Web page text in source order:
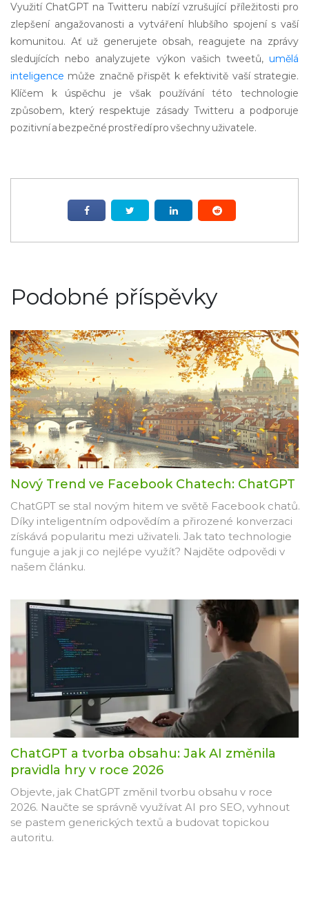
Využití ChatGPT na Twitteru nabízí vzrušující příležitosti pro
zlepšení angažovanosti a vytváření hlubšího spojení s vaší
komunitou. Ať už generujete obsah, reagujete na zprávy
sledujících nebo analyzujete výkon vašich tweetů, umělá
inteligence může značně přispět k efektivitě vaší strategie.
Klíčem k úspěchu je však používání této technologie
způsobem, který respektuje zásady Twitteru a podporuje
pozitivní a bezpečné prostředí pro všechny uživatele.
Podobné příspěvky
Nový Trend ve Facebook Chatech: ChatGPT
ChatGPT se stal novým hitem ve světě Facebook chatů.
Díky inteligentním odpovědím a přirozené konverzaci
získává popularitu mezi uživateli. Jak tato technologie
funguje a jak ji co nejlépe využít? Najděte odpovědi v
našem článku.
ChatGPT a tvorba obsahu: Jak AI změnila
pravidla hry v roce 2026
Objevte, jak ChatGPT změnil tvorbu obsahu v roce
2026. Naučte se správně využívat AI pro SEO, vyhnout
se pastem generických textů a budovat topickou
autoritu.